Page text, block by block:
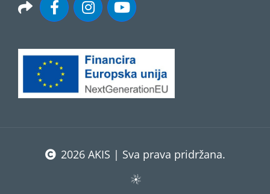
2026 AKIS | Sva prava pridržana.